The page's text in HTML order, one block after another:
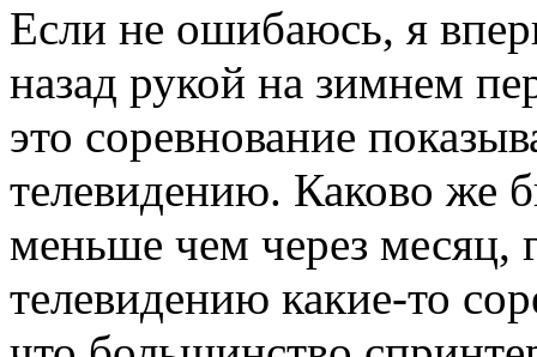
Если не ошибаюсь, я
назад рукой на зимнем
это соревнование
телевидению. Каково же
меньше чем через месяц,
телевидению какие-то